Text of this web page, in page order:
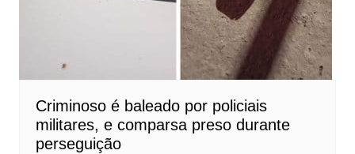
Criminoso é baleado por policiais
militares, e comparsa preso durante
perseguição